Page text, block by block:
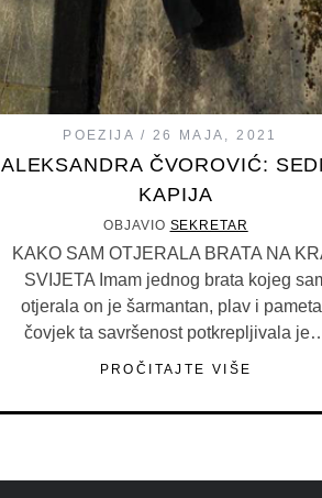
POEZIJA 26 MAJA, 2021
ALEKSANDRA ČVOROVIĆ:
KAPIJA
OBJAVIO SEKRETAR
KAKO SAM OTJERALA BRATA NA
SVIJETA Imam jednog brata kojeg
otjerala on je šarmantan, plav i
čovjek ta savršenost potkrepljivala
PROČITAJTE VIŠE